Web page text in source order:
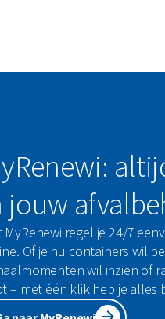
jouw
MyRenewi regel je 24/7
Of je nu containers wil
wil inzien of
– met één klik heb je alles